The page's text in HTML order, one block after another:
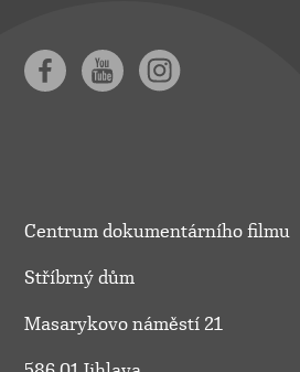
Centrum dokumentárního filmu
Stříbrný dům
Masarykovo náměstí 21